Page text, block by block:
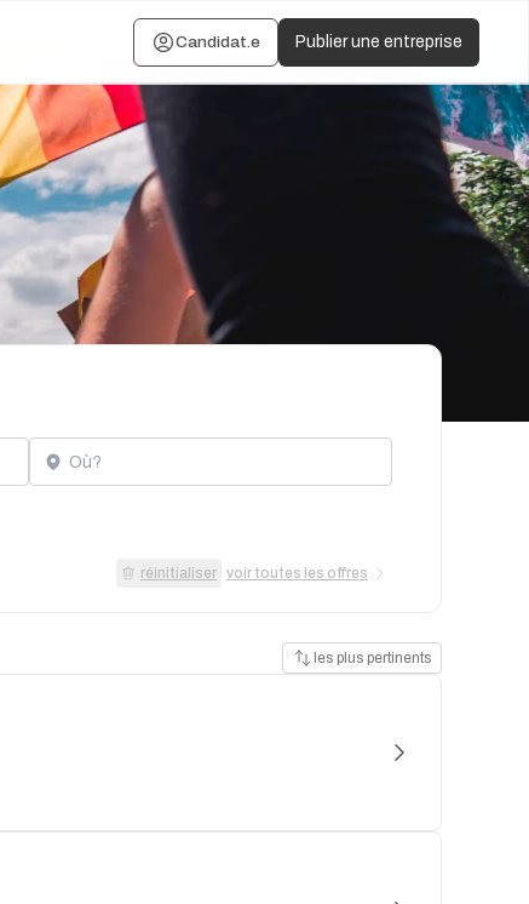
Candidat.e Publier une entreprise
Localisation
réinitialiser voir toutes les offres
les plus pertinents